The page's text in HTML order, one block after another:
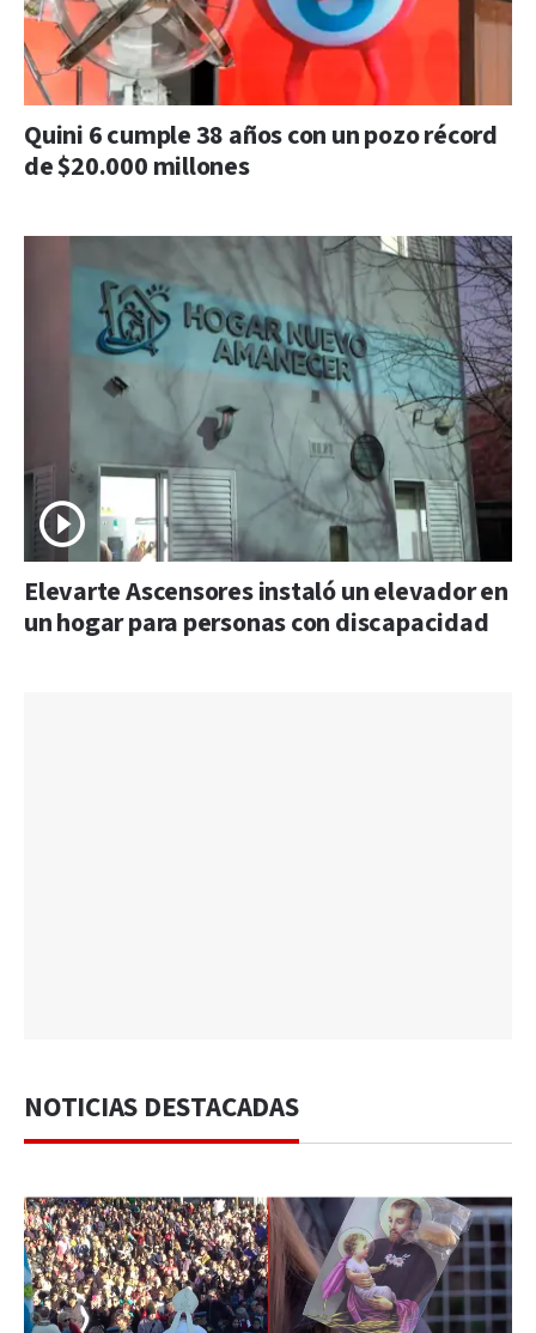
Quini 6 cumple 38 años con un pozo récord
de $20.000 millones
Elevarte Ascensores instaló un elevador en
un hogar para personas con discapacidad
NOTICIAS DESTACADAS